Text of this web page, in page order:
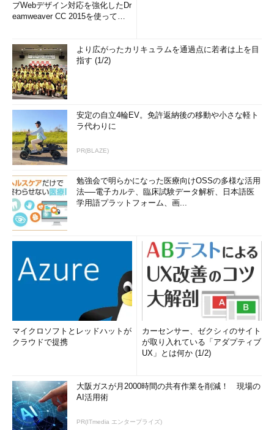
ブWebデザイン対応を強化したDr
eamweaver CC 2015を使って
より広がったカリキュラムを通過点に若者は上を目
指す (1/2)
安定の自立4輪EV。免許返納後の移動や小さな軽ト
ラ代わりに
PR(BLAZE)
勉強会で明らかになった医療向けOSSの多様な活用
法──電子カルテ、臨床試験データ解析、日本語医
学用語プラットフォーム、画...
マイクロソフトとレッドハットが
クラウドで提携
カーセンサー、ゼクシィのサイト
が取り入れている「アダプティブ
UX」とは何か (1/2)
大阪ガスが月2000時間の共有作業を削減！ 現場の
AI活用術
PR(ITmedia エンタープライズ)